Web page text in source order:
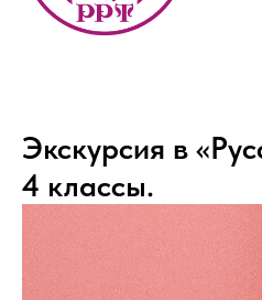
Экскурсия в
4 классы.